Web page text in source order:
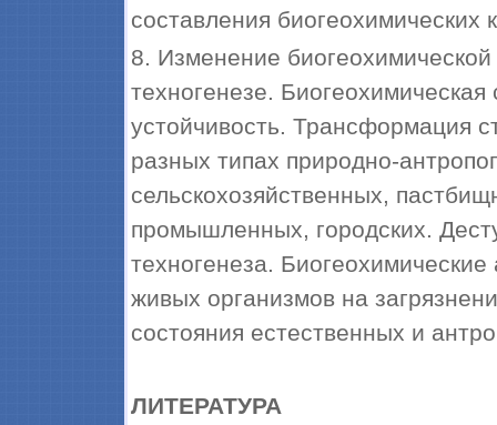
составления биогеохимических
8. Изменение
техногенезе.
устойчивость. Трансформация
разных типах природно-
сельскохозяйственных,
промышленных, городских.
техногенеза.
живых организмов на
состояния естественных и
ЛИТЕРАТУРА